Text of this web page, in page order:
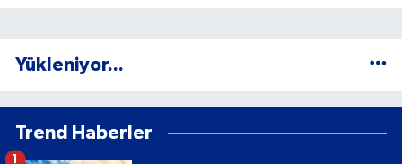
Yükleniyor...
Trend Haberler
1